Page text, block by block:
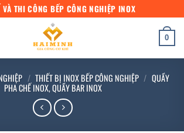
VÀ THI CÔNG BẾP CÔNG NGHIỆP INOX
0
/ THIẾT BỊ INOX BẾP CÔNG NGHIỆP / QUẦY
PHA CHẾ INOX, QUẦY BAR INOX